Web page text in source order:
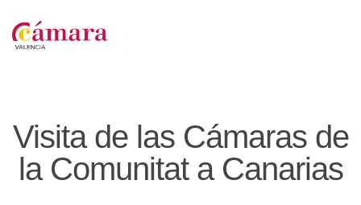
Visita de las Cámaras de
la Comunitat a Canarias